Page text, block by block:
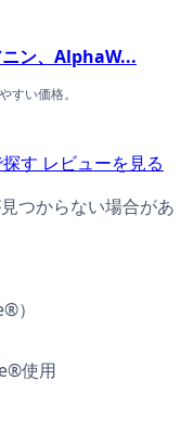
ン、AlphaW...
すい価格。
す レビューを見る
つからない場合があ
）
使用